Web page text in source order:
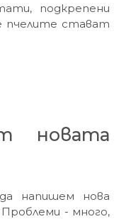
подкрепени
пчелите стават
новата
напишем нова
- много,